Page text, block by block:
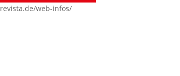
web-infos/